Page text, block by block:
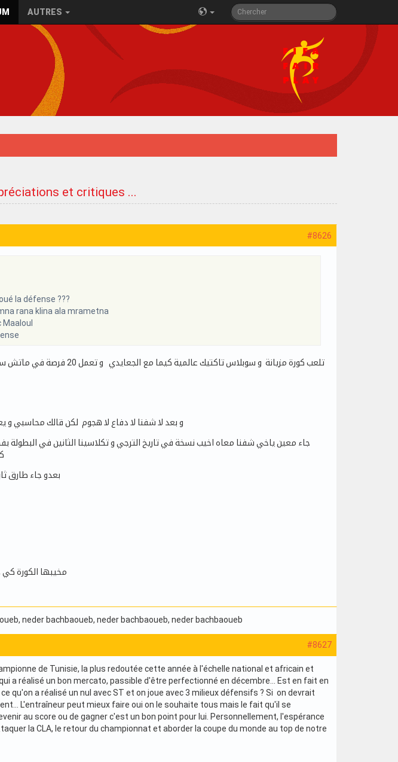
AUTRES
et critiques ...
#8626
la défense ???
rana klina ala mrametna
و بعد لا شفنا لا دفاع لا هجوم لكن قالك محاسبي و يعرف يتكتك
جاء معين ياخي شفنا معاه اخيب نسخة في تاريخ الترجي و تكلاسينا الثانين في البطولة
بعدو جاء طارق
مخيبها الكورة
, neder bachbaoueb, neder bachbaoueb, neder bachbaoueb
#8627
de Tunisie, la plus redoutée cette année à l'échelle national et africain et
a réalisé un bon mercato, passible d'être perfectionné en décembre... Est en fait en
qu'on a réalisé un nul avec ST et on joue avec 3 milieux défensifs ? Si on devrait
L'entraîneur peut mieux faire oui on le souhaite tous mais le fait qu'il se
au score ou de gagner c'est un bon point pour lui. Personnellement, l'espérance
la CLA, le retour du championnat et aborder la coupe du monde au top de notre